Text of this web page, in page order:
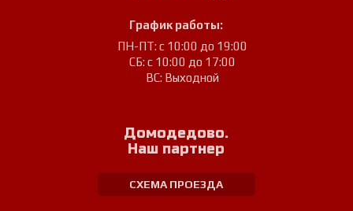
График работы:
ПН-ПТ: с 10:00 до 19:00
СБ: с 10:00 до 17:00
ВС: Выходной
Домодедово.
Наш партнер
СХЕМА ПРОЕЗДА